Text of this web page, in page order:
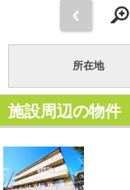
所在地
施設周辺の物件